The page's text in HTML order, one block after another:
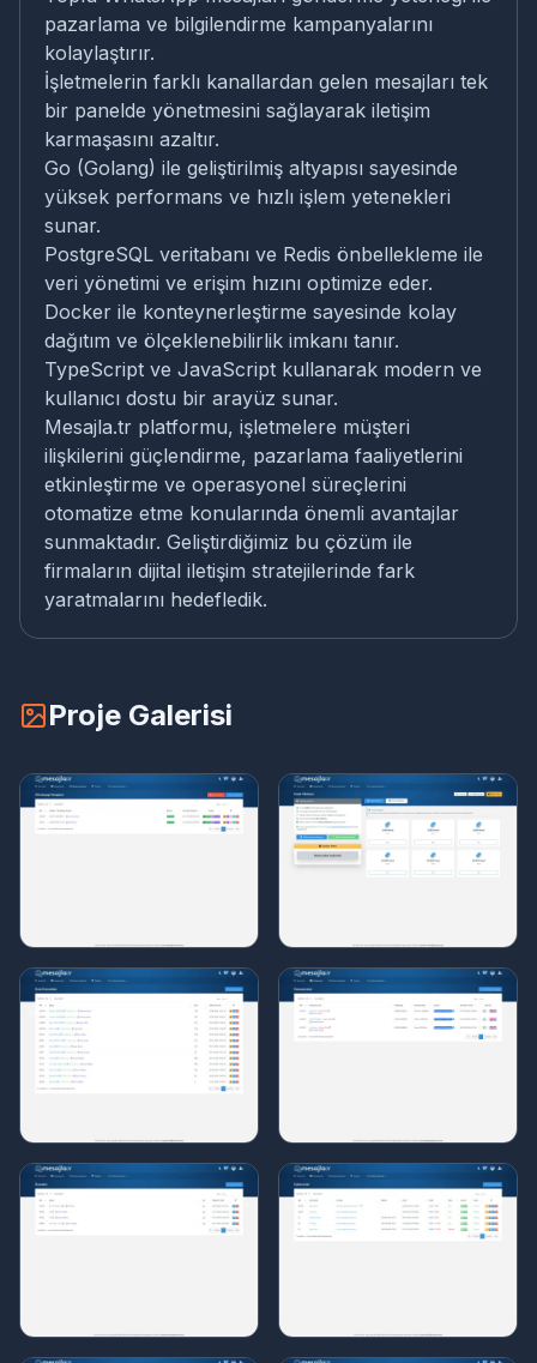
pazarlama ve bilgilendirme kampanyalarını
kolaylaştırır.
İşletmelerin farklı kanallardan gelen mesajları tek
bir panelde yönetmesini sağlayarak iletişim
karmaşasını azaltır.
Go (Golang) ile geliştirilmiş altyapısı sayesinde
yüksek performans ve hızlı işlem yetenekleri
sunar.
PostgreSQL veritabanı ve Redis önbellekleme ile
veri yönetimi ve erişim hızını optimize eder.
Docker ile konteynerleştirme sayesinde kolay
dağıtım ve ölçeklenebilirlik imkanı tanır.
TypeScript ve JavaScript kullanarak modern ve
kullanıcı dostu bir arayüz sunar.
Mesajla.tr platformu, işletmelere müşteri
ilişkilerini güçlendirme, pazarlama faaliyetlerini
etkinleştirme ve operasyonel süreçlerini
otomatize etme konularında önemli avantajlar
sunmaktadır. Geliştirdiğimiz bu çözüm ile
firmaların dijital iletişim stratejilerinde fark
yaratmalarını hedefledik.
Proje Galerisi